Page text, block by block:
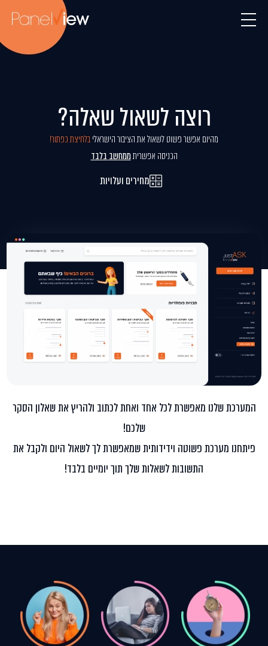
רוצה לשאול שאלה?
מהיום אפשר פשוט לשאול את הציבור הישראליבלחיצת כפתור!
הכניסה אפשריתממחשב בלבד
מחירים ועלויות
המערכת שלנו מאפשרת לכל אחד ואחת לכתוב ולהריץ את שאלון הסקר
שלכם!
פיתחנו מערכת פשוטה וידידותית שמאפשרת לך לשאול היום ולקבל את
התשובות לשאלות שלך תוך יומיים בלבד!